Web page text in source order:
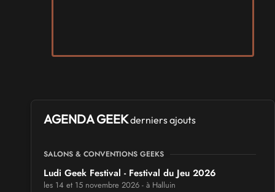
AGENDA GEEKderniers ajouts
SALONS & CONVENTIONS GEEKS
Ludi Geek Festival - Festival du Jeu 2026
les 14 et 15 novembre 2026 - à Halluin